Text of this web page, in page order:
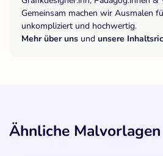
Gemeinsam machen wir Ausmalen
unkompliziert und hochwertig.
Mehr über uns und unsere
Ähnliche Malvorlagen